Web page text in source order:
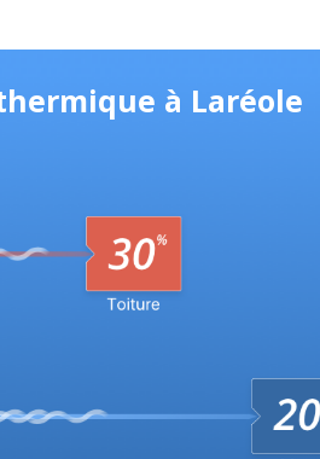
à Laréole